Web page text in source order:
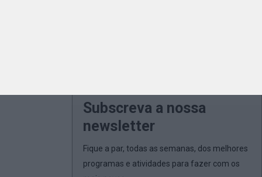
Subscreva a nossa
newsletter
Fique a par, todas as semanas, dos melhores
programas e atividades para fazer com os